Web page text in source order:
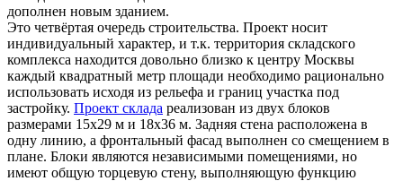
дополнен новым зданием.
Это четвёртая очередь строительства. Проект носит
индивидуальный характер, и т.к. территория складского
комплекса находится довольно близко к центру Москвы
каждый квадратный метр площади необходимо рационально
использовать исходя из рельефа и границ участка под
застройку. Проект склада реализован из двух блоков
размерами 15х29 м и 18х36 м. Задняя стена расположена в
одну линию, а фронтальный фасад выполнен со смещением в
плане. Блоки являются независимыми помещениями, но
имеют общую торцевую стену, выполняющую функцию